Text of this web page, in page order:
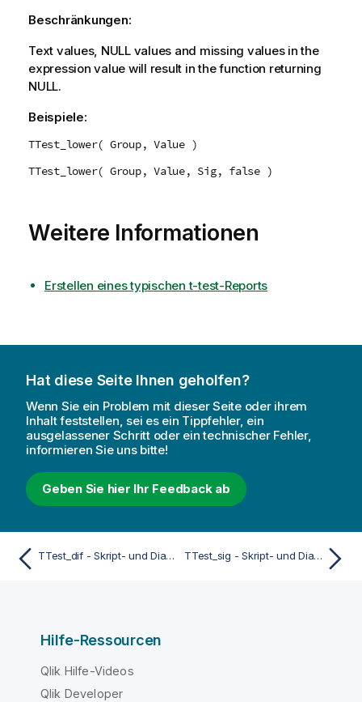
Beschränkungen:
Text values, NULLvalues and missing values in the
expression value will result in the function returning
NULL.
Beispiele:
TTest_lower( Group, Value )
TTest_lower( Group, Value, Sig, false )
Weitere Informationen
Erstellen eines typischen t-test-Reports
Hat diese Seite Ihnen geholfen?
Wenn Sie ein Problem mit dieser Seite oder ihrem
Inhalt feststellen, sei es ein Tippfehler, ein
ausgelassener Schritt oder ein technischer Fehler,
informieren Sie uns bitte!
Geben Sie hier Ihr Feedback ab
TTest_dif - Skript- und Diagrammfunktion TTest_sig - Skript- und Diagrammfunktion
Hilfe-Ressourcen
Qlik Hilfe-Videos
Qlik Developer